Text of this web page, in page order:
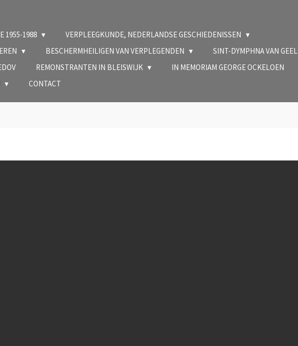
1955-1988
VERPLEEGKUNDE, NEDERLANDSE GESCHIEDENISSEN
BESCHERMHEILIGEN VAN VERPLEGENDEN SINT-DYMPHNA VAN GEEL
REMONSTRANTEN IN BLEISWIJK IN MEMORIAM GEORGE OCKELOEN
CONTACT